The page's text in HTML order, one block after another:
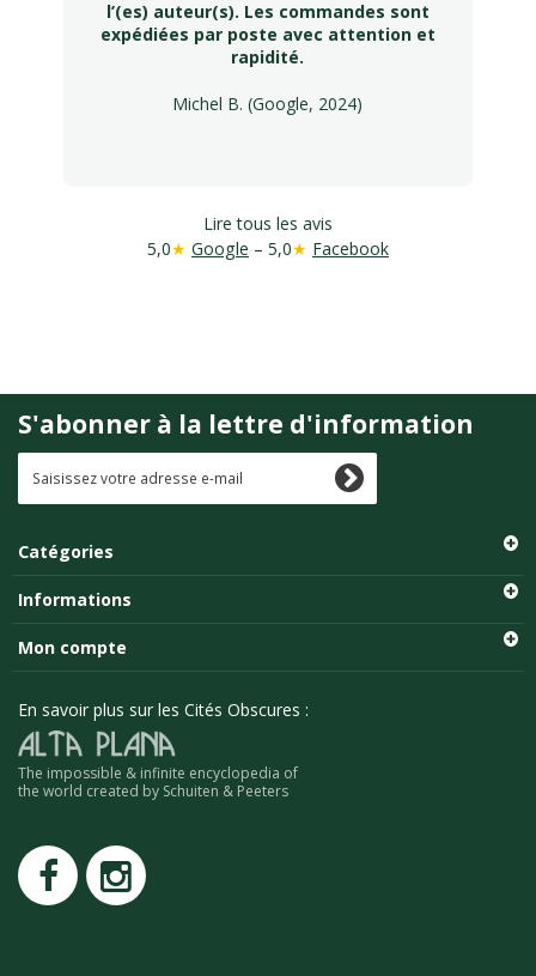
l’(es) auteur(s). Les commandes sont
expédiées par poste avec attention et
rapidité.
Michel B. (Google, 2024)
Lire tous les avis
5,0★ Google – 5,0★ Facebook
S'abonner à la lettre d'information
Catégories
Informations
Mon compte
En savoir plus sur les Cités Obscures :
The impossible & infinite encyclopedia of
the world created by Schuiten & Peeters